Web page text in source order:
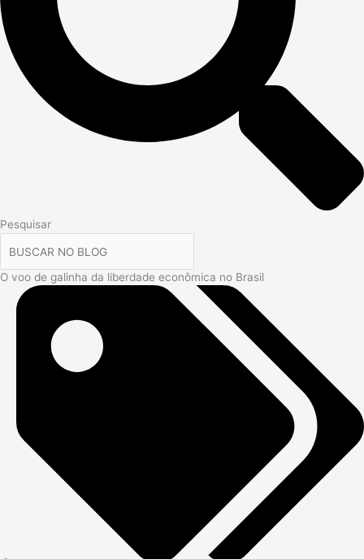
Pesquisar
O voo de galinha da liberdade econômica no Brasil